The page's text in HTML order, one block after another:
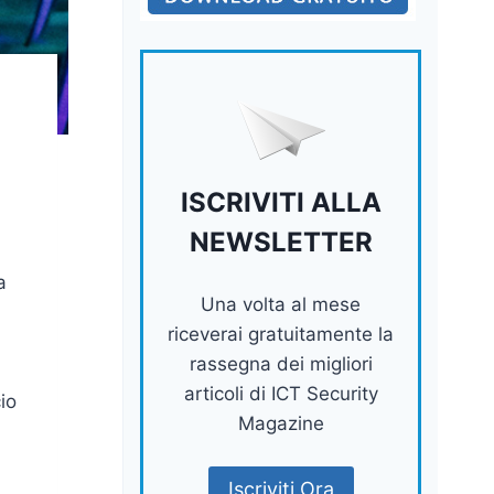
ISCRIVITI ALLA
NEWSLETTER
Una volta al mese
riceverai gratuitamente la
rassegna dei migliori
articoli di ICT Security
Magazine
Iscriviti Ora